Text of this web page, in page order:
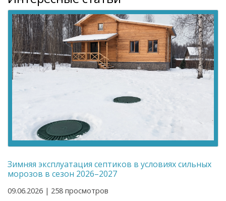
Зимняя эксплуатация септиков в условиях сильных
морозов в сезон 2026–2027
09.06.2026 | 258 просмотров